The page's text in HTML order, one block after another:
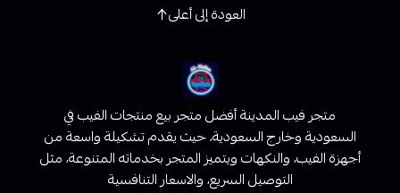
العودة إلى أعلى
متجر فيب المدينة أفضل متجر بيع منتجات الفيب في
السعودية وخارج السعودية، حيث يقدم تشكيلة واسعة من
أجهزة الفيب، والنكهات ويتميز المتجر بخدماته المتنوعة، مثل
التوصيل السريع، والاسعار التنافسية